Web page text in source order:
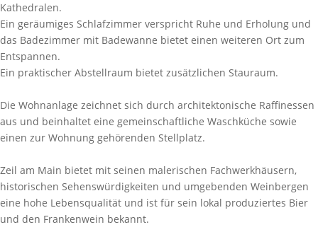
Kathedralen.
Ein geräumiges Schlafzimmer verspricht Ruhe und Erholung und
das Badezimmer mit Badewanne bietet einen weiteren Ort zum
Entspannen.
Ein praktischer Abstellraum bietet zusätzlichen Stauraum.
Die Wohnanlage zeichnet sich durch architektonische Raffinessen
aus und beinhaltet eine gemeinschaftliche Waschküche sowie
einen zur Wohnung gehörenden Stellplatz.
Zeil am Main bietet mit seinen malerischen Fachwerkhäusern,
historischen Sehenswürdigkeiten und umgebenden Weinbergen
eine hohe Lebensqualität und ist für sein lokal produziertes Bier
und den Frankenwein bekannt.